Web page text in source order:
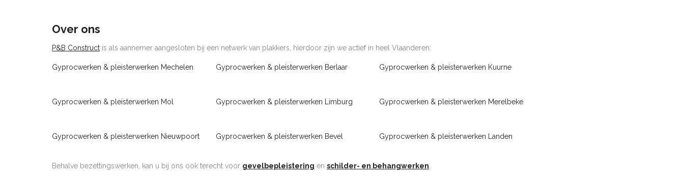
Over ons
P&B Construct is als aannemer aangesloten bij een netwerk van plakkers, hierdoor zijn we actief in heel Vlaanderen:
Gyprocwerken & pleisterwerken Mechelen Gyprocwerken & pleisterwerken Berlaar Gyprocwerken & pleisterwerken Kuurne
Gyprocwerken & pleisterwerken Mol Gyprocwerken & pleisterwerken Limburg Gyprocwerken & pleisterwerken Merelbeke
Gyprocwerken & pleisterwerken Nieuwpoort Gyprocwerken & pleisterwerken Bevel Gyprocwerken & pleisterwerken Landen
Behalve bezettingswerken, kan u bij ons ook terecht voor gevelbepleistering en schilder- en behangwerken